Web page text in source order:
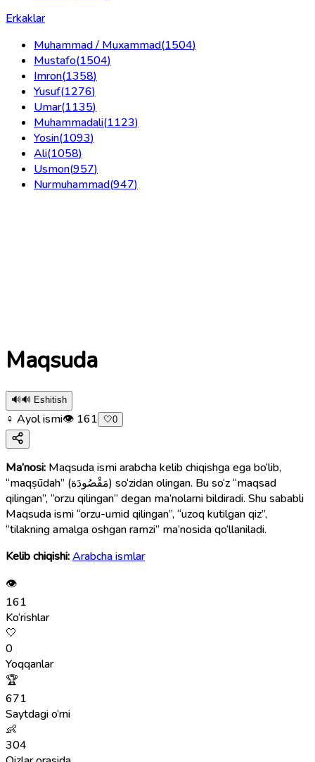
Erkaklar
Muhammad / Muxammad(1504)
Mustafo(1504)
Imron(1358)
Yusuf(1276)
Umar(1135)
Muhammadali(1123)
Yosin(1093)
Ali(1058)
Usmon(957)
Nurmuhammad(947)
Maqsuda
🔊🔊 Eshitish
♀ Ayol ismi👁 161 🤍0
Ma’nosi: Maqsuda ismi arabcha kelib chiqishga ega bo‘lib,
“maqṣūdah” (مَقْصُودَة) so‘zidan olingan. Bu so‘z “maqsad
qilingan”, “orzu qilingan” degan ma’nolarni bildiradi. Shu sababli
Maqsuda ismi “orzu-umid qilingan”, “uzoq kutilgan qiz”,
“tilakning amalga oshgan ramzi” ma’nosida qo‘llaniladi.
Kelib chiqishi:Arabcha ismlar
👁
161
Ko‘rishlar
🤍
0
Yoqqanlar
🏆
671
Saytdagi o‘rni
👶
304